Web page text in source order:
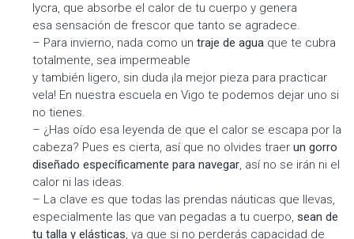
lycra, que absorbe el calor de tu cuerpo y genera
esa sensación de frescor que tanto se agradece.
– Para invierno, nada como untraje de agua que te cubra
totalmente, sea impermeable
y también ligero, sin duda ¡la mejor pieza para practicar
vela! En nuestra escuela en Vigo te podemos dejar uno si
no tienes.
– ¿Has oído esa leyenda de que el calor se escapa por la
cabeza? Pues es cierta, así que no olvides traerun gorro
diseñado específicamente para navegar, así no se irán ni el
calor ni las ideas.
– La clave es que todas las prendas náuticas que llevas,
especialmente las que van pegadas a tu cuerpo,sean de
tu talla y elásticas, ya que si no perderás capacidad de